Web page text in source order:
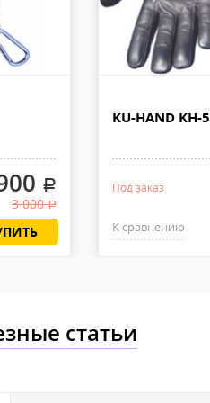
.
3 000.
KU-HAND KH-
Под заказ
К сравнению
статьи